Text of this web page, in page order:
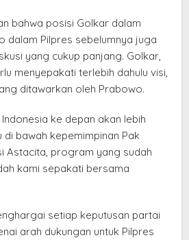
bahwa posisi Golkar dalam
dalam Pilpres sebelumnya juga
yang cukup panjang. Golkar,
menyepakati terlebih dahulu visi,
ditawarkan oleh Prabowo.
ke depan akan lebih
di bawah kepemimpinan Pak
Astacita, program yang sudah
kami sepakati bersama
setiap keputusan partai
arah dukungan untuk Pilpres